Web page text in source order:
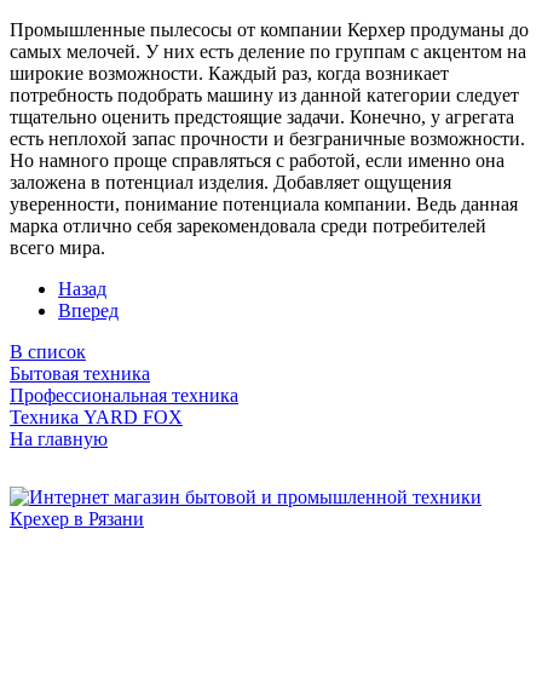
Промышленные пылесосы от компании Керхер продуманы до
самых мелочей. У них есть деление по группам с акцентом на
широкие возможности. Каждый раз, когда возникает
потребность подобрать машину из данной категории следует
тщательно оценить предстоящие задачи. Конечно, у агрегата
есть неплохой запас прочности и безграничные возможности.
Но намного проще справляться с работой, если именно она
заложена в потенциал изделия. Добавляет ощущения
уверенности, понимание потенциала компании. Ведь данная
марка отлично себя зарекомендовала среди потребителей
всего мира.
Назад
Вперед
В список
Бытовая техника
Профессиональная техника
Техника YARD FOX
На главную